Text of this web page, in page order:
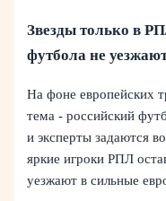
Звезды только в
футбола не
На фоне европейских
тема - российский
и эксперты задаются
яркие игроки РПЛ
уезжают в сильные